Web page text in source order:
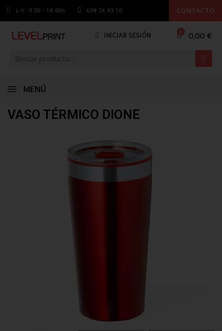
L-V: 9.30 - 18:00h 638 24 43 10 CONTACTO
INICIAR SESIÓN 0,00 €
MENÚ
VASO TÉRMICO DIONE